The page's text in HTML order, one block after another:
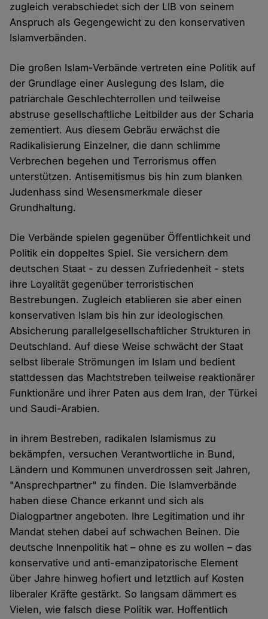
zugleich verabschiedet sich der LIB von seinem
Anspruch als Gegengewicht zu den konservativen
Islamverbänden.
Die großen Islam-Verbände vertreten eine Politik auf
der Grundlage einer Auslegung des Islam, die
patriarchale Geschlechterrollen und teilweise
abstruse gesellschaftliche Leitbilder aus der Scharia
zementiert. Aus diesem Gebräu erwächst die
Radikalisierung Einzelner, die dann schlimme
Verbrechen begehen und Terrorismus offen
unterstützen. Antisemitismus bis hin zum blanken
Judenhass sind Wesensmerkmale dieser
Grundhaltung.
Die Verbände spielen gegenüber Öffentlichkeit und
Politik ein doppeltes Spiel. Sie versichern dem
deutschen Staat - zu dessen Zufriedenheit - stets
ihre Loyalität gegenüber terroristischen
Bestrebungen. Zugleich etablieren sie aber einen
konservativen Islam bis hin zur ideologischen
Absicherung parallelgesellschaftlicher Strukturen in
Deutschland. Auf diese Weise schwächt der Staat
selbst liberale Strömungen im Islam und bedient
stattdessen das Machtstreben teilweise reaktionärer
Funktionäre und ihrer Paten aus dem Iran, der Türkei
und Saudi-Arabien.
In ihrem Bestreben, radikalen Islamismus zu
bekämpfen, versuchen Verantwortliche in Bund,
Ländern und Kommunen unverdrossen seit Jahren,
"Ansprechpartner" zu finden. Die Islamverbände
haben diese Chance erkannt und sich als
Dialogpartner angeboten. Ihre Legitimation und ihr
Mandat stehen dabei auf schwachen Beinen. Die
deutsche Innenpolitik hat – ohne es zu wollen – das
konservative und anti-emanzipatorische Element
über Jahre hinweg hofiert und letztlich auf Kosten
liberaler Kräfte gestärkt. So langsam dämmert es
Vielen, wie falsch diese Politik war. Hoffentlich